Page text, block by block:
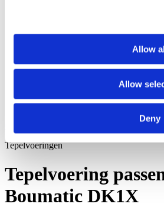
Allow
Allow
Deny
Ga naar het begin van de afbeeldingen-
Tepelvoeringen
Tepelvoering
Boumatic DK1X